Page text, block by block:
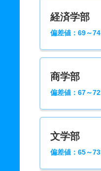
経済学部
偏差値：69～74
商学部
偏差値：67～72
文学部
偏差値：65～73